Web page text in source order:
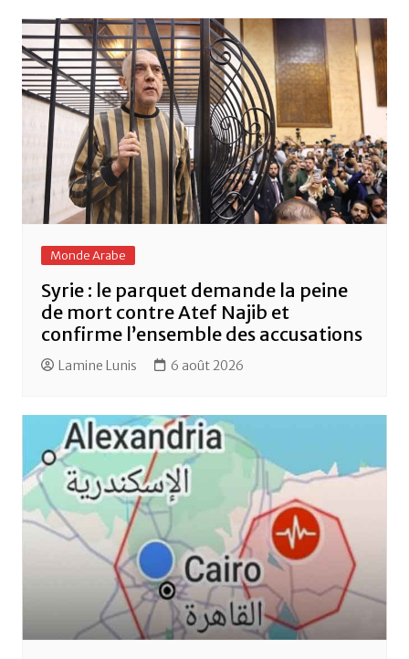
o
k
p
Monde Arabe
Syrie : le parquet demande la peine
de mort contre Atef Najib et
confirme l’ensemble des accusations
Lamine Lunis 6 août 2026